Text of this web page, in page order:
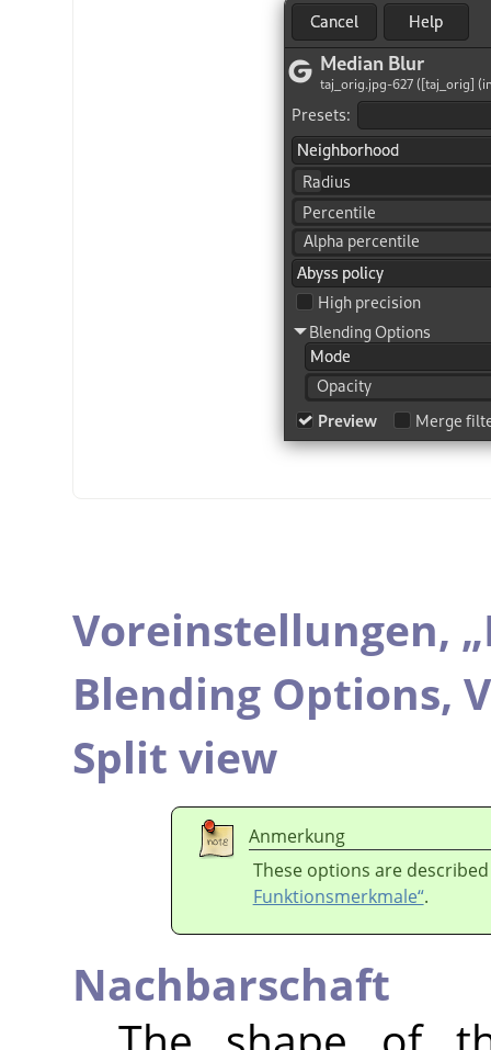
Voreinstellungen, „
Blending Options,
Split view
Anmerkung
These options are
Funktionsmerkmale“.
Nachbarschaft